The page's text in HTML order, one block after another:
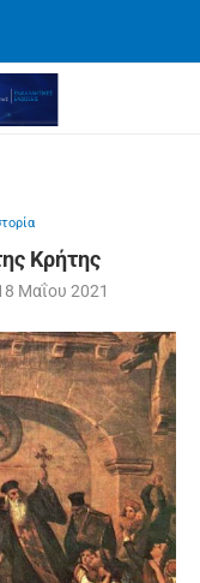
Κρήτης
Μαΐου 2021